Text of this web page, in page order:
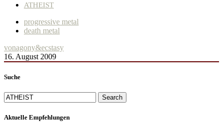
ATHEIST
progressive metal
death metal
vonagony&ecstasy
16. August 2009
Suche
Search
Aktuelle Empfehlungen